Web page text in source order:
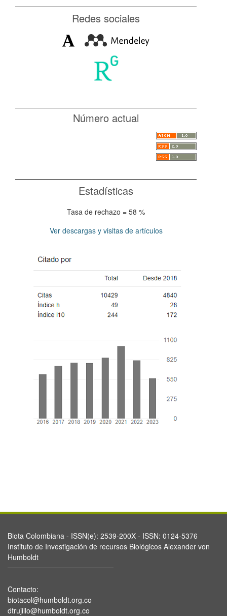
Redes sociales
Número actual
Estadísticas
Tasa de rechazo = 58 %
Ver descargas y visitas de artículos
Biota Colombiana - ISSN(e): 2539-200X - ISSN: 0124-5376
Instituto de Investigación de recursos Biológicos Alexander von
Humboldt
Contacto:
biotacol@humboldt.org.co
dtrujillo@humboldt.org.co